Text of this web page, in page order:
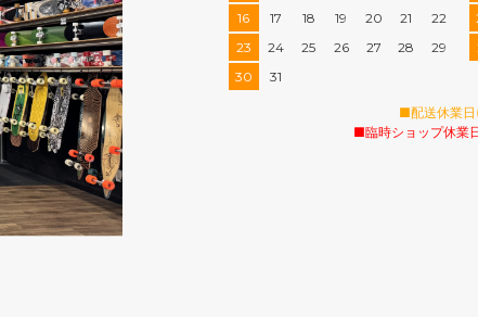
16
17 18 19 20 21
22
23
24 25 26 27 28
29
30
31
■配送休業日
■臨時ショップ休業